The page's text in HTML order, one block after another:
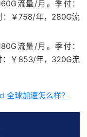
流量/月。季付：
：￥758/年，280G流
流量/月。季付：
：￥853/年，320G流
全球加速怎么样？